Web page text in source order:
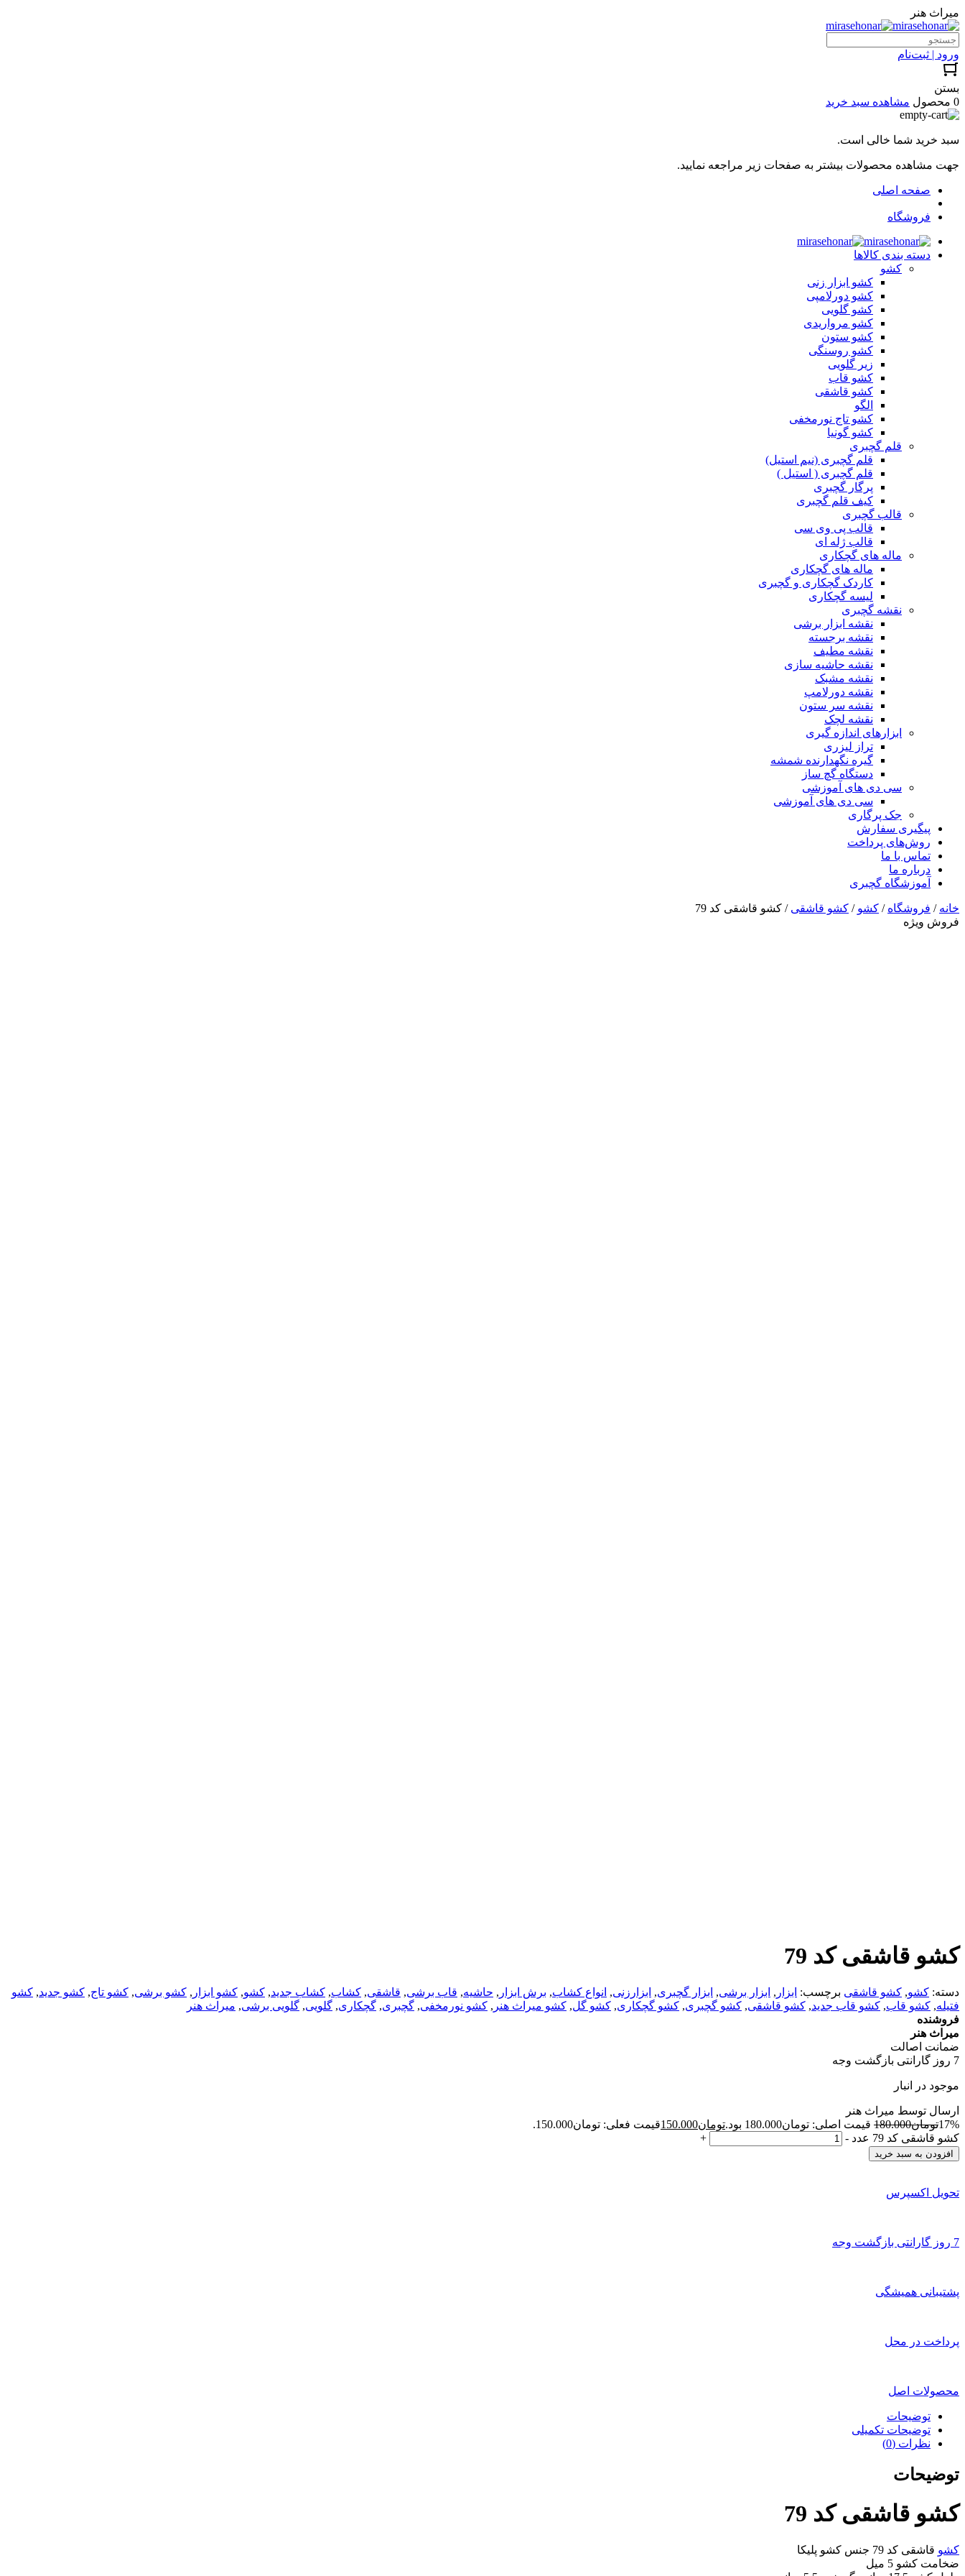
میراث هنر
ورود | ثبت‌نام
بستن
0 محصول
مشاهده سبد خرید
سبد خرید شما خالی است.
جهت مشاهده محصولات بیشتر به صفحات زیر مراجعه نمایید.
صفحه اصلی
فروشگاه
دسته بندی کالاها
کشو
کشو ابزار زنی
کشو دورلامپی
کشو گلویی
کشو مرواریدی
کشو ستون
کشو روسنگی
زیر گلویی
کشو قاب
کشو قاشقی
الگو
کشو تاج نورمخفی
کشو گونیا
قلم گچبری
قلم گچبری (نیم استیل)
قلم گچبری ( استیل )
پرگار گچبری
کیف قلم گچبری
قالب گچبری
قالب پی وی سی
قالب ژله ای
ماله های گچکاری
ماله های گچکاری
کاردک گچکاری و گچبری
لیسه گچکاری
نقشه گچبری
نقشه ابزار برشی
نقشه برجسته
نقشه مطیف
نقشه حاشیه سازی
نقشه مشبک
نقشه دورلامپ
نقشه سر ستون
نقشه لچک
ابزارهای اندازه گیری
تراز لیزری
گیره نگهدارنده شمشه
دستگاه گچ ساز
سی دی های آموزشی
سی دی های آموزشی
جک پرگاری
پیگیری سفارش
روش‌های پرداخت
تماس با ما
درباره ما
آموزشگاه گچبری
خانه / فروشگاه / کشو / کشو قاشقی / کشو قاشقی کد 79
فروش ویژه
کشو قاشقی کد 79
دسته: کشو, کشو قاشقی برچسب: ابزار , ابزار برشی, ابزار گچبری, ابزارزنی, انواع کشاب, برش ابزار , حاشیه, قاب برشی, قاشقی, کشاب, کشاب جدید, کشو, کشو ابزار , کشو برشی, کشو تاج, کشو جدید, کشو
فتیله, کشو قاب, کشو قاب جدید, کشو قاشقی, کشو گچبری, کشو گچکاری, کشو گل, کشو میراث هنر , کشو نورمخفی, گچبری, گچکاری, گلویی, گلویی برشی, میراث هنر
فروشنده
میراث هنر
ضمانت اصالت
7 روز گارانتی بازگشت وجه
موجود در انبار
ارسال توسط میراث هنر
17%تومان180.000 قیمت اصلی: تومان180.000 بود. تومان150.000قیمت فعلی: تومان150.000.
کشو قاشقی کد 79 عدد
-
+
افزودن به سبد خرید
تحویل اکسپرس
7 روز گارانتی بازگشت وجه
پشتیبانی همیشگی
پرداخت در محل
محصولات اصل
توضیحات
توضیحات تکمیلی
نظرات (0)
توضیحات
کشو قاشقی کد 79
کشو قاشقی کد 79 جنس کشو پلیکا
ضخامت کشو 5 میل